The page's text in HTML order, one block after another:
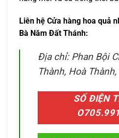
Liên hệ Cửa hàng hoa quả
Bà Năm Đất Thánh:
Địa chỉ: Phan Bội
Thành, Hoà
SỐ ĐIỆN